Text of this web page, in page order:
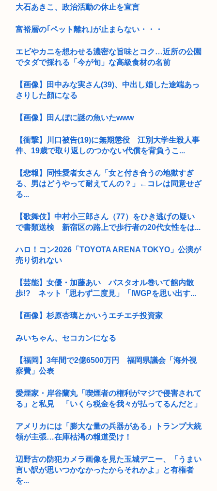
大石あきこ、政治活動の休止を宣言
富裕層の｢ペット離れ｣が止まらない・・・
エビやカニを想わせる濃密な旨味とコク…近所の公園
でタダで採れる「今が旬」な高級食材の名前
【画像】田中みな実さん(39)、中出し婚した途端あっ
さりした顔になる
【画像】田んぼに謎の魚いたwww
【衝撃】川口被告(19)に無期懲役 江別大学生殺人事
件、19歳で取り返しのつかない代償を背負うこ...
【悲報】同性愛者女さん「女と付き合うの地獄すぎ
る、男はどうやって耐えてんの？」←コレは同意せざ
る...
【歌舞伎】中村小三郎さん（77）をひき逃げの疑い
で書類送検 新宿区の路上で歩行者の20代女性をは...
ハロ！コン2026「TOYOTA ARENA TOKYO」公演が
売り切れない
【芸能】女優・加藤あい バスタオル巻いて館内散
歩!? ネット「思わず二度見」「IWGPを思い出す...
【画像】杉原杏璃とかいうエチエチ投資家
みいちゃん、セコカンになる
【福岡】3年間で2億6500万円 福岡県議会「海外視
察費」公表
愛煙家・岸谷蘭丸「喫煙者の権利がマジで侵害されて
る」と私見 「いくら税金を我々が払ってるんだと」
アメリカには「膨大な量の兵器がある」トランプ大統
領が主張…在庫枯渇の報道受け！
辺野古の防犯カメラ画像を見た玉城デニー、「うまい
言い訳が思いつかなかったからそれかよ」と有権者
を...